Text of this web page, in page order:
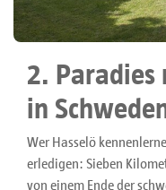
2. Paradies
in
Wer Hasselö
erledigen: Sieben
von einem Ende der